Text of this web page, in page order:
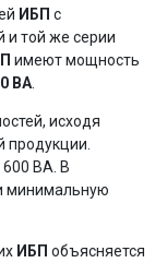
ИБП с
и той же серии
имеют мощность
ВА
исходя
продукции.
600 ВА. В
минимальную
ИБП объясняется